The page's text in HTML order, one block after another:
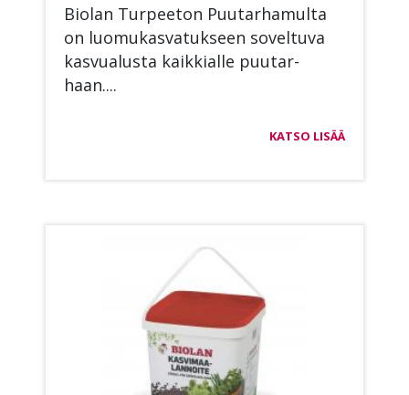
Bio­lan Tur­pee­ton Puu­tar­ha­mul­ta
on luo­mu­kas­va­tuk­seen so­vel­tu­va
kas­vua­lus­ta kaik­kial­le puu­tar­
haan....
KATSO LISÄÄ